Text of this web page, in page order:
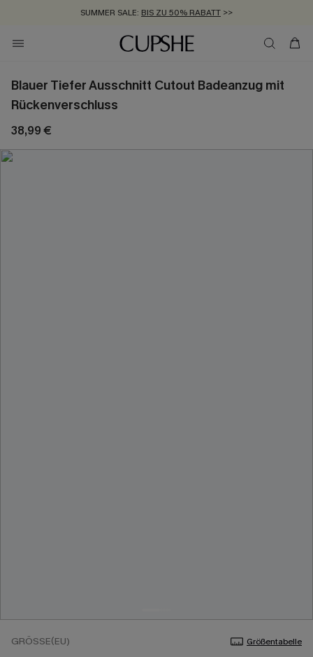
SUMMER SALE: BIS ZU 50% RABATT >>
ZUM NEWSLETTER:BIS ZU -20% EXTRA ERHALTEN
KOSTENLOSER VERSAND AB 89 €
Blauer Tiefer Ausschnitt Cutout Badeanzug mit
Rückenverschluss
38,99 €
GRÖSSE(EU) Größentabelle